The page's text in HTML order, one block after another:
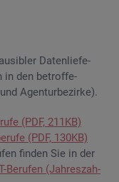
Da­ten­lie­fe­
in den be­trof­fe­
Agen­tur­be­zir­ke).
(PDF, 211KB)
(PDF, 130KB)
fin­den Sie in der
Be­ru­fen (Jah­res­zah­